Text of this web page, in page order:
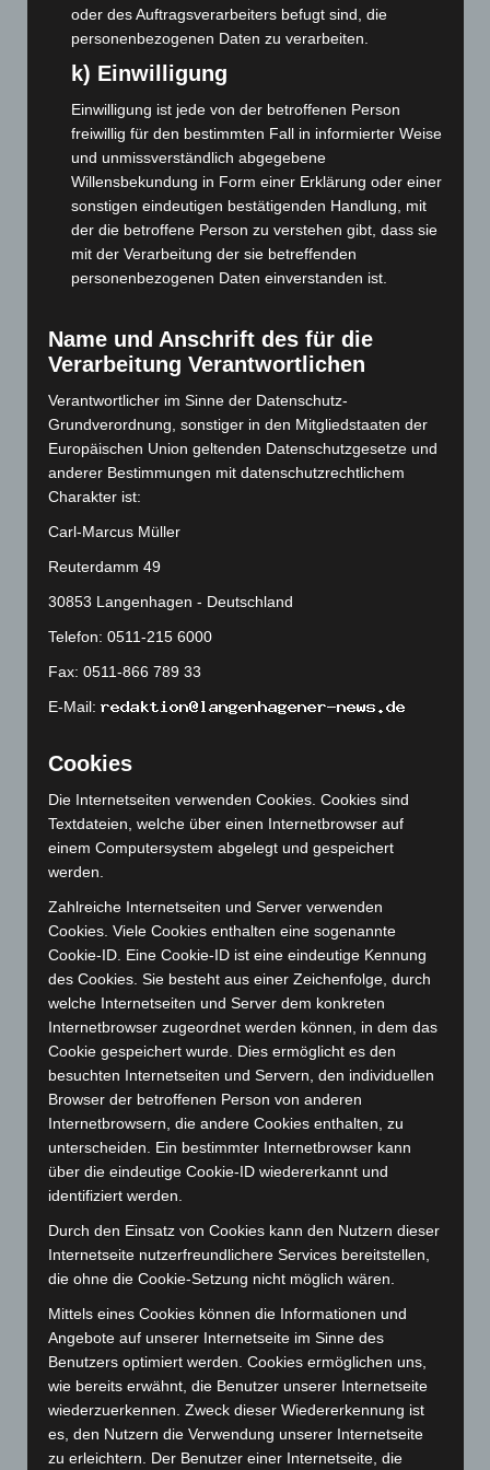
Juni 2026 (139)
Mai 2026(99)
April 2026(99)
März 2026(115)
Februar 2026(109)
Januar 2026(122)
Dezember 2025(103)
November 2025(114)
Oktober 2025(112)
August 2025(90)
Juli 2025(90)
Juni 2025(103)
Mai 2025 (112)
April 2025(88)
März 2025(111)
Februar 2025(96)
Januar 2025(88)
Dezember 2024(89)
November 2024(94)
Oktober 2024(93)
September 2024(112)
Juli 2024(89)
Juni 2024(107)
Mai 2024(149)
April 2024
März 2024
(103)
Februar 2024(103)
Januar 2024 (111)
Dezember 2023(130)
November 2023(130)
Oktober 2023(114)
September 2023(133)
August 2023(134)
Juli 2023 (118)
Juni 2023(142)
Mai 2023(139)
April 2023(155)
Februar 2023(154)
Januar 2023 (140)
Dezember 2022(130)
November 2022
(167)
Oktober 2022(166)
oder des Auftragsverarbeiters befugt sind, die
personenbezogenen Daten zu verarbeiten.
k) Einwilligung
Einwilligung ist jede von der betroffenen Person
freiwillig für den bestimmten Fall in informierter Weise
und unmissverständlich abgegebene
Willensbekundung in Form einer Erklärung oder einer
sonstigen eindeutigen bestätigenden Handlung, mit
der die betroffene Person zu verstehen gibt, dass sie
mit der Verarbeitung der sie betreffenden
personenbezogenen Daten einverstanden ist.
Name und Anschrift des für die
Verarbeitung Verantwortlichen
Verantwortlicher im Sinne der Datenschutz-
Grundverordnung, sonstiger in den Mitgliedstaaten der
Europäischen Union geltenden Datenschutzgesetze und
anderer Bestimmungen mit datenschutzrechtlichem
Charakter ist:
Carl-Marcus Müller
Reuterdamm 49
30853 Langenhagen - Deutschland
Telefon: 0511-215 6000
Fax: 0511-866 789 33
E-Mail:
Cookies
Die Internetseiten verwenden Cookies. Cookies sind
Textdateien, welche über einen Internetbrowser auf
einem Computersystem abgelegt und gespeichert
werden.
Zahlreiche Internetseiten und Server verwenden
Cookies. Viele Cookies enthalten eine sogenannte
Cookie-ID. Eine Cookie-ID ist eine eindeutige Kennung
des Cookies. Sie besteht aus einer Zeichenfolge, durch
welche Internetseiten und Server dem konkreten
Internetbrowser zugeordnet werden können, in dem das
Cookie gespeichert wurde. Dies ermöglicht es den
besuchten Internetseiten und Servern, den individuellen
Browser der betroffenen Person von anderen
Internetbrowsern, die andere Cookies enthalten, zu
unterscheiden. Ein bestimmter Internetbrowser kann
über die eindeutige Cookie-ID wiedererkannt und
identifiziert werden.
Durch den Einsatz von Cookies kann den Nutzern dieser
Internetseite nutzerfreundlichere Services bereitstellen,
die ohne die Cookie-Setzung nicht möglich wären.
Mittels eines Cookies können die Informationen und
Angebote auf unserer Internetseite im Sinne des
Benutzers optimiert werden. Cookies ermöglichen uns,
wie bereits erwähnt, die Benutzer unserer Internetseite
wiederzuerkennen. Zweck dieser Wiedererkennung ist
es, den Nutzern die Verwendung unserer Internetseite
zu erleichtern. Der Benutzer einer Internetseite, die